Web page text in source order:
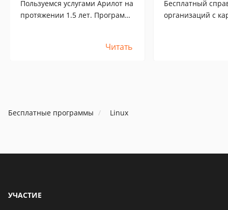
Пользуемся услугами Арилот на
протяжении 1.5 лет. Программа
довольно простой интернет-
В общем чистый удот. Мой
совет - лучше не связывайтесь.
Читать
Бесплатный
организаций с
Бесплатные программы Linux
УЧАСТИЕ